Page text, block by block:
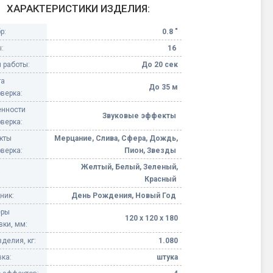
Небесные фонарики
Оборудование для
Елочные гирлянды
Фейерверк-шоу
ХАРАКТЕРИСТИКИ ИЗДЕЛИЯ:
0.8 "
16
работы:
До 20 сек
До 35 м
Звуковые эффекты
Мерцание, Слива, Сфера, Дождь,
Пион, Звезды
Желтый, Белый, Зеленый,
Красный
День Рождения, Новый Год
мм:
120 х 120 х 180
кг:
1.080
штука